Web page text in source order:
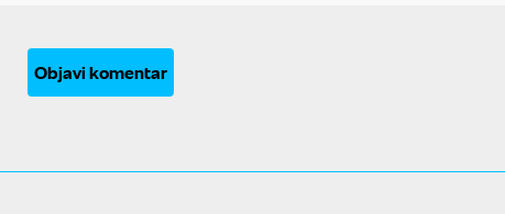
Objavi komentar